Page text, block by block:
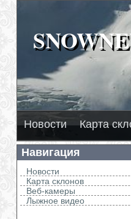
Новости Карта
Навигация
Новости
Карта склонов
Веб-камеры
Лыжное видео